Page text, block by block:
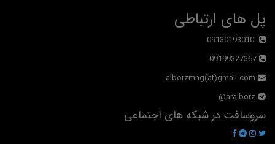
پل های ارتباطی
09130193010
09199327367
alborzmng(at)gmail.com
aralborz@
سروسافت در شبکه های اجتماعی